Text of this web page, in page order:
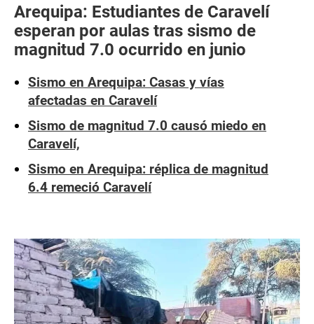
Arequipa: Estudiantes de Caravelí
esperan por aulas tras sismo de
magnitud 7.0 ocurrido en junio
Sismo en Arequipa: Casas y vías
afectadas en Caravelí
Sismo de magnitud 7.0 causó miedo en
Caravelí,
Sismo en Arequipa: réplica de magnitud
6.4 remeció Caravelí